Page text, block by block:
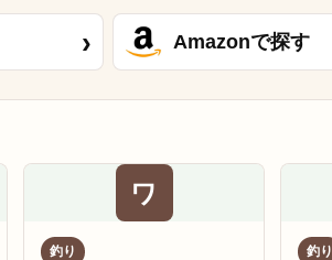
› Amazonで探す
ワ
釣り 釣り